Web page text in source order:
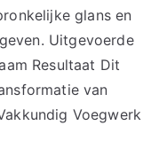
glans en
Uitgevoerde
Resultaat Dit
van
Voegwerk